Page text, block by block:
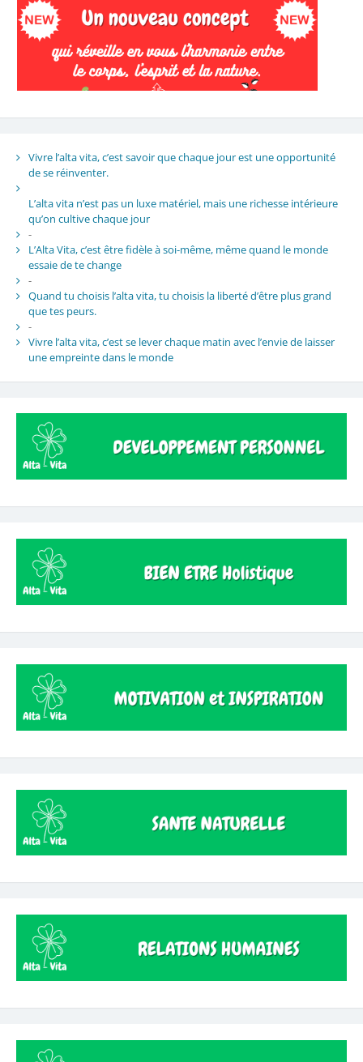
Vivre l’alta vita, c’est savoir que chaque jour est une opportunité
de se réinventer.
L’alta vita n’est pas un luxe matériel, mais une richesse intérieure
qu’on cultive chaque jour
-
L’Alta Vita, c’est être fidèle à soi-même, même quand le monde
essaie de te change
-
Quand tu choisis l’alta vita, tu choisis la liberté d’être plus grand
que tes peurs.
-
Vivre l’alta vita, c’est se lever chaque matin avec l’envie de laisser
une empreinte dans le monde